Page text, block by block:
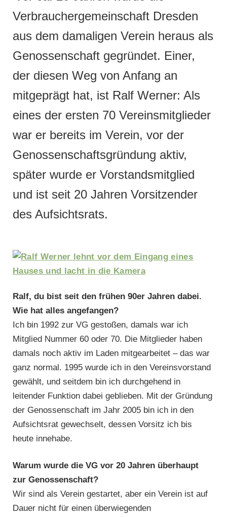
Verbrauchergemeinschaft Dresden
aus dem damaligen Verein heraus als
Genossenschaft gegründet. Einer,
der diesen Weg von Anfang an
mitgeprägt hat, ist Ralf Werner: Als
eines der ersten 70 Vereinsmitglieder
war er bereits im Verein, vor der
Genossenschaftsgründung aktiv,
später wurde er Vorstandsmitglied
und ist seit 20 Jahren Vorsitzender
des Aufsichtsrats.
Ralf, du bist seit den frühen 90er Jahren dabei.
Wie hat alles angefangen?
Ich bin 1992 zur VG gestoßen, damals war ich
Mitglied Nummer 60 oder 70. Die Mitglieder haben
damals noch aktiv im Laden mitgearbeitet – das war
ganz normal. 1995 wurde ich in den Vereinsvorstand
gewählt, und seitdem bin ich durchgehend in
leitender Funktion dabei geblieben. Mit der Gründung
der Genossenschaft im Jahr 2005 bin ich in den
Aufsichtsrat gewechselt, dessen Vorsitz ich bis
heute innehabe.
Warum wurde die VG vor 20 Jahren überhaupt
zur Genossenschaft?
Wir sind als Verein gestartet, aber ein Verein ist auf
Dauer nicht für einen überwiegenden